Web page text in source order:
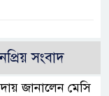
সংবাদ
জানালেন মেসি